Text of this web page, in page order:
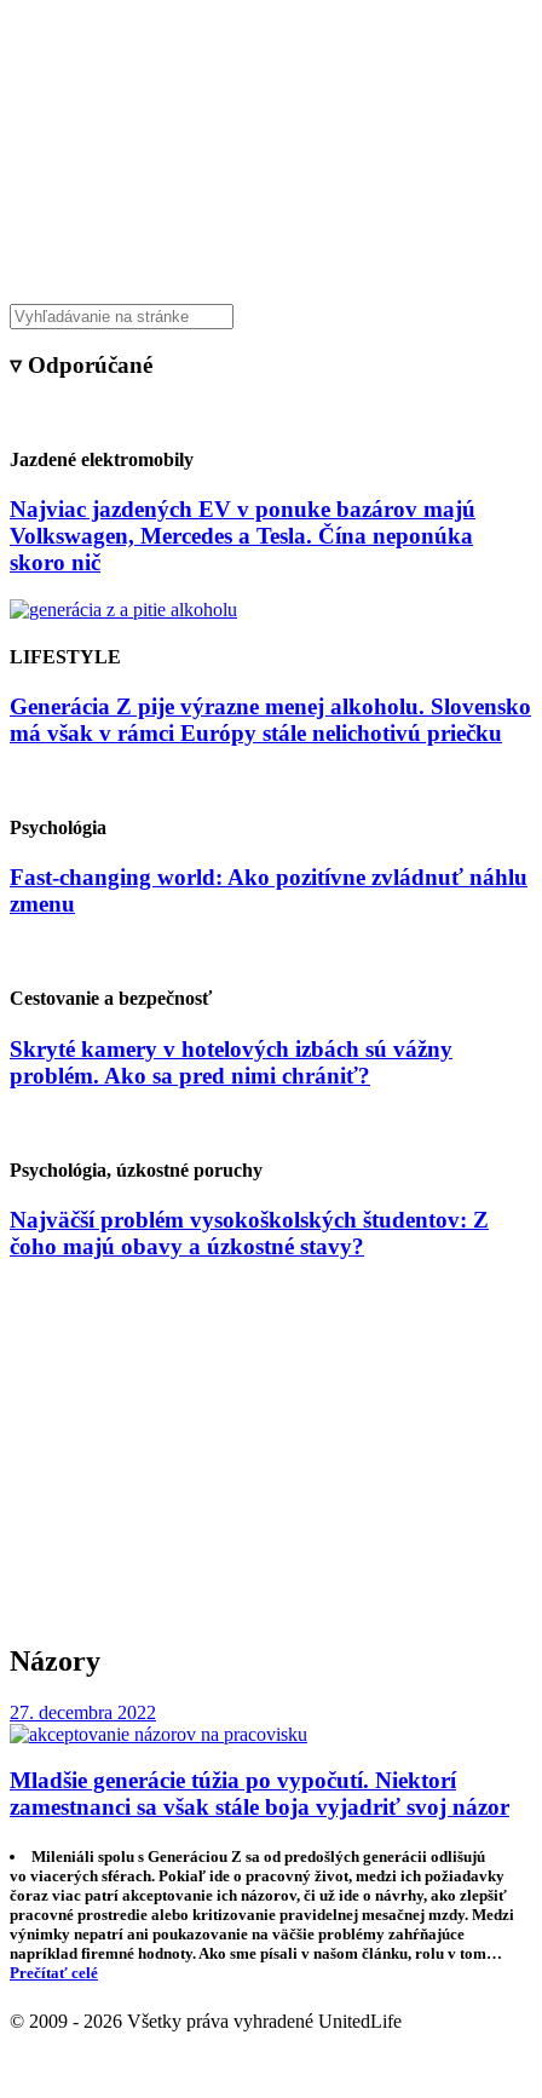
▿ Odporúčané
Jazdené elektromobily
Najviac jazdených EV v ponuke bazárov majú
Volkswagen, Mercedes a Tesla. Čína neponúka
skoro nič
LIFESTYLE
Generácia Z pije výrazne menej alkoholu. Slovensko
má však v rámci Európy stále nelichotivú priečku
Psychológia
Fast-changing world: Ako pozitívne zvládnuť náhlu
zmenu
Cestovanie a bezpečnosť
Skryté kamery v hotelových izbách sú vážny
problém. Ako sa pred nimi chrániť?
Psychológia, úzkostné poruchy
Najväčší problém vysokoškolských študentov: Z
čoho majú obavy a úzkostné stavy?
Názory
27. decembra 2022
Mladšie generácie túžia po vypočutí. Niektorí
zamestnanci sa však stále boja vyjadriť svoj názor
Mileniáli spolu s Generáciou Z sa od predošlých generácii odlišujú
vo viacerých sférach. Pokiaľ ide o pracovný život, medzi ich požiadavky
čoraz viac patrí akceptovanie ich názorov, či už ide o návrhy, ako zlepšiť
pracovné prostredie alebo kritizovanie pravidelnej mesačnej mzdy. Medzi
výnimky nepatrí ani poukazovanie na väčšie problémy zahŕňajúce
napríklad firemné hodnoty. Ako sme písali v našom článku, rolu v tom…
Prečítať celé
© 2009 - 2026 Všetky práva vyhradené UnitedLife